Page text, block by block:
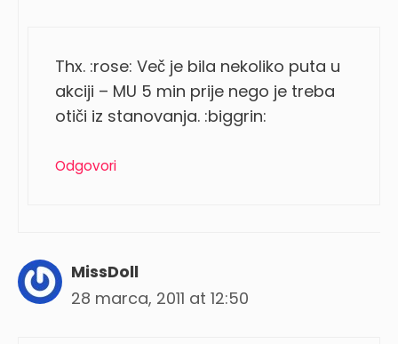
Thx. :rose: Več je bila nekoliko puta u
akciji – MU 5 min prije nego je treba
otiči iz stanovanja. :biggrin:
Odgovori
MissDoll
28 marca, 2011 at 12:50